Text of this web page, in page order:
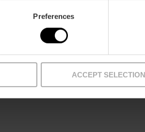
Preferences
ACCEPT SELECTION